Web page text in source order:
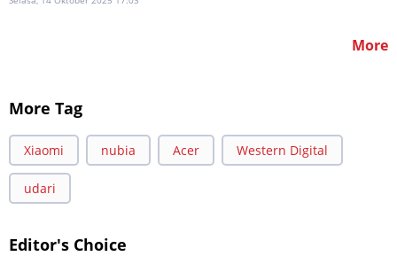
More
More Tag
Xiaomi nubia Acer Western Digital
udari
Editor's Choice